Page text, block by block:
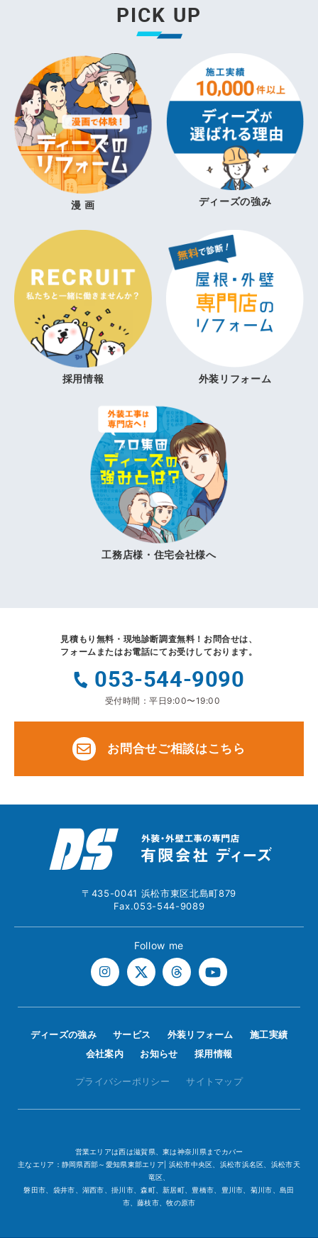
PICK UP
漫 画 ディーズの強み
採用情報 外装リフォーム
工務店様・住宅会社様へ
見積もり無料・現地診断調査無料！ お問合せは、
フォームまたはお電話にてお受けしております。
053-544-9090
受付時間：平日9:00〜19:00
お問合せご相談はこちら
〒435-0041 浜松市東区北島町879
Fax.053-544-9089
Follow me
ディーズの強み サービス 外装リフォーム
施工実績
会社案内
お知らせ 採用情報
プライバシーポリシー サイトマップ
営業エリアは西は滋賀県、東は神奈川県までカバー
主なエリア：静岡県西部～愛知県東部エリア| 浜松市中央区、浜松市浜名区、浜松市天
竜区、
磐田市、袋井市、湖西市、掛川市、森町、新居町、豊橋市、豊川市、菊川市、島田
市、藤枝市、牧の原市